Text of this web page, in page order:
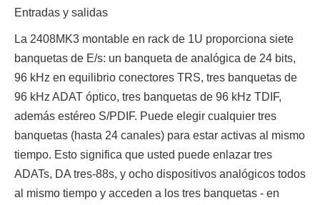
Entradas y salidas
La 2408MK3 montable en rack de 1U proporciona siete
banquetas de E/s: un banqueta de analógica de 24 bits,
96 kHz en equilibrio conectores TRS, tres banquetas de
96 kHz ADAT óptico, tres banquetas de 96 kHz TDIF,
además estéreo S/PDIF. Puede elegir cualquier tres
banquetas (hasta 24 canales) para estar activas al mismo
tiempo. Esto significa que usted puede enlazar tres
ADATs, DA tres-88s, y ocho dispositivos analógicos todos
al mismo tiempo y acceden a los tres banquetas - en